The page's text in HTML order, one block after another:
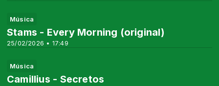
Música
25/02/2026 • 17:49
Stams - Every Morning (original)
Música
Camillius - Secretos